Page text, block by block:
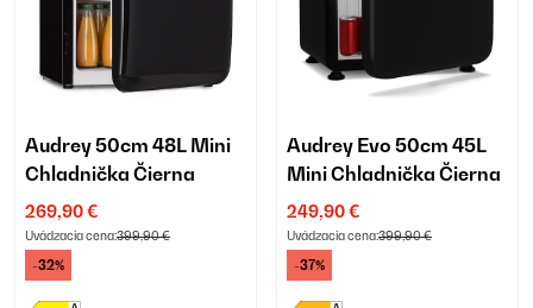
Audrey 50cm 48L Mini
Chladnička Čierna
269,90 €
Uvádzacia cena:399,90 €
-32%
Audrey Evo 50cm 45L
Mini Chladnička Čierna
249,90 €
Uvádzacia cena:399,90 €
-37%